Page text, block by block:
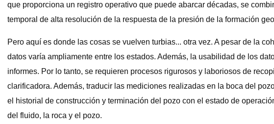
que proporciona un registro operativo que puede abarcar décadas, se
temporal de alta resolución de la respuesta de la presión de la formación
Pero aquí es donde las cosas se vuelven turbias... otra vez. A pesar de la
datos varía ampliamente entre los estados. Además, la usabilidad de los
informes. Por lo tanto, se requieren procesos rigurosos y laboriosos de
clarificadora. Además, traducir las mediciones realizadas en la boca del
el historial de construcción y terminación del pozo con el estado de
del fluido, la roca y el pozo.